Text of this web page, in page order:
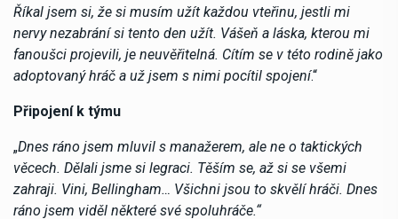
Říkal jsem si, že si musím užít každou vteřinu, jestli mi
nervy nezabrání si tento den užít. Vášeň a láska, kterou mi
fanoušci projevili, je neuvěřitelná. Cítím se v této rodině jako
adoptovaný hráč a už jsem s nimi pocítil spojení.“
Připojení k týmu
„Dnes ráno jsem mluvil s manažerem, ale ne o taktických
věcech. Dělali jsme si legraci. Těším se, až si se všemi
zahraji. Vini, Bellingham… Všichni jsou to skvělí hráči. Dnes
ráno jsem viděl některé své spoluhráče.“